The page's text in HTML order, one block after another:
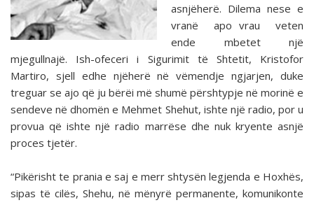
asnjëherë. Dilema nese e
vranë apo vrau veten
ende mbetet një
mjegullnajë. Ish-ofeceri i Sigurimit të Shtetit, Kristofor
Martiro, sjell edhe njëherë në vëmendje ngjarjen, duke
treguar se ajo që ju bërëi më shumë përshtypje në morinë e
sendeve në dhomën e Mehmet Shehut, ishte një radio, por u
provua që ishte një radio marrëse dhe nuk kryente asnjë
proces tjetër.
“Pikërisht te prania e saj e merr shtysën legjenda e Hoxhës,
sipas të cilës, Shehu, në mënyrë permanente, komunikonte